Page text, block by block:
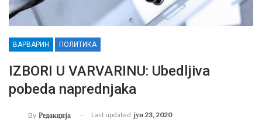
ВАРВАРИН ПОЛИТИКА
IZBORI U VARVARINU: Ubedljiva
pobeda naprednjaka
By Редакција Last updated јун 23, 2020